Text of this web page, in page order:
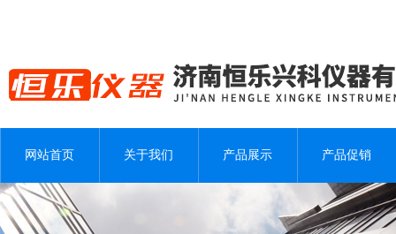
网站首页 关于我们 产品展示 产品促销